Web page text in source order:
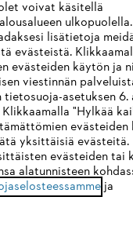
Tietosuojakäytäntö
voivat käsitellä
lisätietoja
evästeistä.
evästeiden käytön ja
viestinnän
asetuksen 6.
"Hylkää
evästeiden
yksittäisiä evästeitä.
evästeiden tai
alatunnisteen
ja